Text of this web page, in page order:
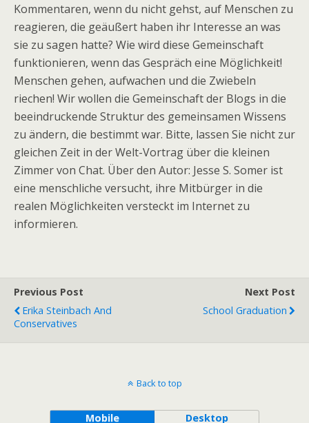
Kommentaren, wenn du nicht gehst, auf Menschen zu
reagieren, die geäußert haben ihr Interesse an was
sie zu sagen hatte? Wie wird diese Gemeinschaft
funktionieren, wenn das Gespräch eine Möglichkeit!
Menschen gehen, aufwachen und die Zwiebeln
riechen! Wir wollen die Gemeinschaft der Blogs in die
beeindruckende Struktur des gemeinsamen Wissens
zu ändern, die bestimmt war. Bitte, lassen Sie nicht zur
gleichen Zeit in der Welt-Vortrag über die kleinen
Zimmer von Chat. Über den Autor: Jesse S. Somer ist
eine menschliche versucht, ihre Mitbürger in die
realen Möglichkeiten versteckt im Internet zu
informieren.
Previous Post
Erika Steinbach And
Conservatives
Next Post
School Graduation
Back to top
Mobile Desktop